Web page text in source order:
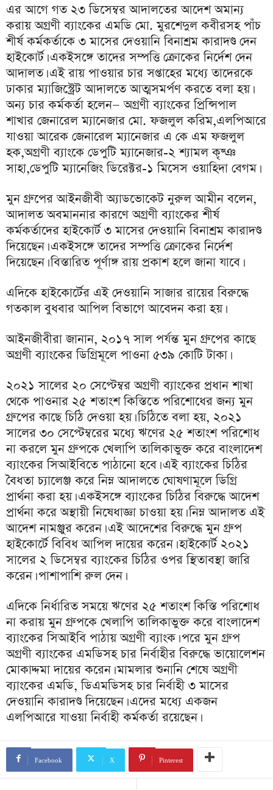
এর আগে গত ২৩ ডিসেম্বর আদালতের আদেশ অমান্য
করায় অগ্রণী ব্যাংকের এমডি মো. মুরশেদুল কবীরসহ পাঁচ
শীর্ষ কর্মকর্তাকে ৩ মাসের দেওয়ানি বিনাশ্রম কারাদণ্ড দেন
হাইকোর্ট। একইসঙ্গে তাদের সম্পত্তি ক্রোকের নির্দেশ দেন
আদালত। এই রায় পাওয়ার চার সপ্তাহের মধ্যে তাদেরকে
ঢাকার ম্যাজিস্ট্রেট আদালতে আত্মসমর্পণ করতে বলা হয়।
অন্য চার কর্মকর্তা হলেন— অগ্রণী ব্যাংকের প্রিন্সিপাল
শাখার জেনারেল ম্যানেজার মো. ফজলুল করিম,এলপিআরে
যাওয়া আরেক জেনারেল ম্যানেজার এ কে এম ফজলুল
হক,অগ্রণী ব্যাংকে ডেপুটি ম্যানেজার-২ শ্যামল কৃষ্ঞ
সাহা,ডেপুটি ম্যানেজিং ডিরেক্টর-১ মিসেস ওয়াহিদা বেগম।
মুন গ্রুপের আইনজীবী অ্যাডভোকেট নুরুল আমীন বলেন,
আদালত অবমাননার কারণে অগ্রণী ব্যাংকের শীর্ষ
কর্মকর্তাদের হাইকোর্ট ৩ মাসের দেওয়ানি বিনাশ্রম কারাদণ্ড
দিয়েছেন। একইসঙ্গে তাদের সম্পত্তি ক্রোকের নির্দেশ
দিয়েছেন। বিস্তারিত পূর্ণাঙ্গ রায় প্রকাশ হলে জানা যাবে।
এদিকে হাইকোর্টের এই দেওয়ানি সাজার রায়ের বিরুদ্ধে
গতকাল বুধবার আপিল বিভাগে আবেদন করা হয়।
আইনজীবীরা জানান, ২০১৭ সাল পর্যন্ত মুন গ্রুপের কাছে
অগ্রণী ব্যাংকের ডিগ্রিমূলে পাওনা ৫৩৯ কোটি টাকা।
২০২১ সালের ২০ সেপ্টেম্বর অগ্রণী ব্যাংকের প্রধান শাখা
থেকে পাওনার ২৫ শতাংশ কিস্তিতে পরিশোধের জন্য মুন
গ্রুপের কাছে চিঠি দেওয়া হয়। চিঠিতে বলা হয়, ২০২১
সালের ৩০ সেপ্টেম্বরের মধ্যে ঋণের ২৫ শতাংশ পরিশোধ
না করলে মুন গ্রুপকে খেলাপি তালিকাভুক্ত করে বাংলাদেশ
ব্যাংকের সিআইবিতে পাঠানো হবে। এই ব্যাংকের চিঠির
বৈধতা চ্যালেঞ্জ করে নিম্ন আদালতে ঘোষণামূলে ডিগ্রি
প্রার্থনা করা হয়। একইসঙ্গে ব্যাংকের চিঠির বিরুদ্ধে আদেশ
প্রার্থনা করে অস্থায়ী নিষেধাজ্ঞা চাওয়া হয়। নিম্ন আদালত এই
আদেশ নামঞ্জুর করেন। এই আদেশের বিরুদ্ধে মুন গ্রুপ
হাইকোর্টে বিবিধ আপিল দায়ের করেন। হাইকোর্ট ২০২১
সালের ২ ডিসেম্বর ব্যাংকের চিঠির ওপর স্থিতাবস্থা জারি
করেন। পাশাপাশি রুল দেন।
এদিকে নির্ধারিত সময়ে ঋণের ২৫ শতাংশ কিস্তি পরিশোধ
না করায় মুন গ্রুপকে খেলাপি তালিকাভুক্ত করে বাংলাদেশ
ব্যাংকের সিআইবি পাঠায় অগ্রণী ব্যাংক। পরে মুন গ্রুপ
অগ্রণী ব্যাংকের এমডিসহ চার নির্বাহীর বিরুদ্ধে ভায়োলেশন
মোকাদ্দমা দায়ের করেন। মামলার শুনানি শেষে অগ্রণী
ব্যাংকের এমডি, ডিএমডিসহ চার নির্বাহী ৩ মাসের
দেওয়ানি কারাদণ্ড দিয়েছেন। এদের মধ্যে একজন
এলপিআরে যাওয়া নির্বাহী কর্মকর্তা রয়েছেন।
Facebook X Pinterest